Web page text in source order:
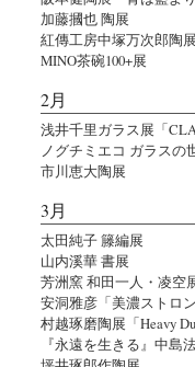
加藤摑也 陶展
紅傳工房中塚万次郎陶展
MINO茶碗100+展
2月
浅井千里ガラス展「
ノグチミエコ ガラスの
市川恵大陶展
3月
太田純子 籐編展
山内溪華 書展
芳洲窯 和田一人・凌空
安洞雅彦「美濃ストロ
村越琢磨陶展「Heavy
『永遠を生きる』中島